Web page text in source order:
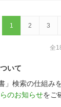
1 2 3
全
いて
」検索の仕組み
のお知らせをご